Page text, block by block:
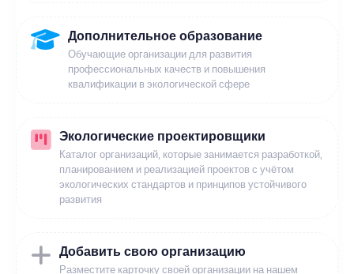
Дополнительное образование
Обучающие организации для развития
профессиональных качеств и повышения
квалификации в экологической сфере
Экологические проектировщики
Каталог организаций, которые занимается разработкой,
планированием и реализацией проектов с учётом
экологических стандартов и принципов устойчивого
развития
Добавить свою организацию
Разместите карточку своей организации на нашем